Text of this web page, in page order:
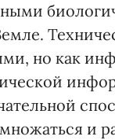
но как
и